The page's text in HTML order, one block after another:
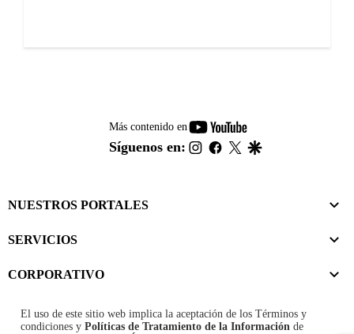
Más contenido en
youtube-
footer
Síguenos en: instagram
facebook
twitter
NUESTROS PORTALES
SERVICIOS
CORPORATIVO
El uso de este sitio web implica la aceptación de los Términos y
condiciones y Políticas de Tratamiento de la Información de